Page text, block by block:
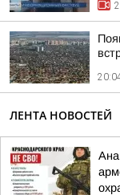
ЛЕНТА НОВОСТЕЙ